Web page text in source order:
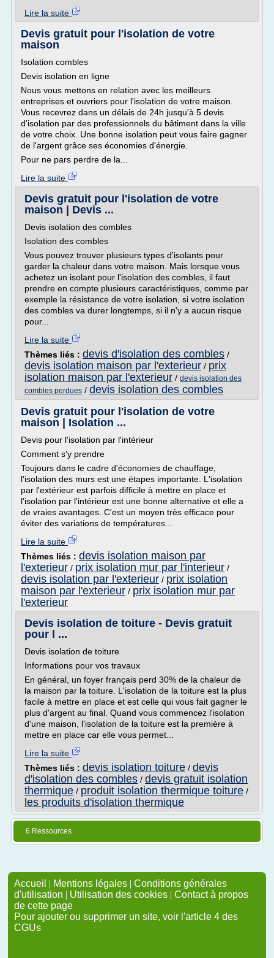
Lire la suite
Devis gratuit pour l'isolation de votre
maison
Isolation combles
Devis isolation en ligne
Nous vous mettons en relation avec les meilleurs
entreprises et ouvriers pour l'isolation de votre maison.
Vous recevrez dans un délais de 24h jusqu'à 5 devis
d'isolation par des professionnels du bâtiment dans la ville
de votre choix. Une bonne isolation peut vous faire gagner
de l'argent grâce ses économies d'énergie.
Pour ne pars perdre de la...
Lire la suite
Devis gratuit pour l'isolation de votre
maison | Devis ...
Devis isolation des combles
Isolation des combles
Vous pouvez trouver plusieurs types d'isolants pour
garder la chaleur dans votre maison. Mais lorsque vous
achetez un isolant pour l'isolation des combles, il faut
prendre en compte plusieurs caractéristiques, comme par
exemple la résistance de votre isolation, si votre isolation
des combles va durer longtemps, si il n'y a aucun risque
pour...
Lire la suite
Thèmes liés : devis d'isolation des combles /
devis isolation maison par l'exterieur / prix
isolation maison par l'exterieur / devis isolation des
combles perdues / devis isolation des combles
Devis gratuit pour l'isolation de votre
maison | Isolation ...
Devis pour l'isolation par l'intérieur
Comment s'y prendre
Toujours dans le cadre d'économies de chauffage,
l'isolation des murs est une étapes importante. L'isolation
par l'extérieur est parfois difficile à mettre en place et
l'isolation par l'intérieur est une bonne alternative et elle a
de vraies avantages. C'est un moyen très efficace pour
éviter des variations de températures...
Lire la suite
Thèmes liés : devis isolation maison par
l'exterieur / prix isolation mur par l'interieur /
devis isolation par l'exterieur / prix isolation
maison par l'exterieur / prix isolation mur par
l'exterieur
Devis isolation de toiture - Devis gratuit
pour l ...
Devis isolation de toiture
Informations pour vos travaux
En général, un foyer français perd 30% de la chaleur de
la maison par la toiture. L'isolation de la toiture est la plus
facile à mettre en place et est celle qui vous fait gagner le
plus d'argent au final. Quand vous commencez l'isolation
d'une maison, l'isolation de la toiture est la première à
mettre en place car elle vous permet...
Lire la suite
Thèmes liés : devis isolation toiture / devis
d'isolation des combles / devis gratuit isolation
thermique / produit isolation thermique toiture /
les produits d'isolation thermique
6 Ressources
Accueil | Mentions légales | Conditions générales
d'utilisation | Utilisation des cookies | Contact à propos
de cette page
Pour ajouter ou supprimer un site, voir l'article 4 des
CGUs